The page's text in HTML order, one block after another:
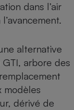
dans l’air
alternative
arbore des
modèles
dérivé de